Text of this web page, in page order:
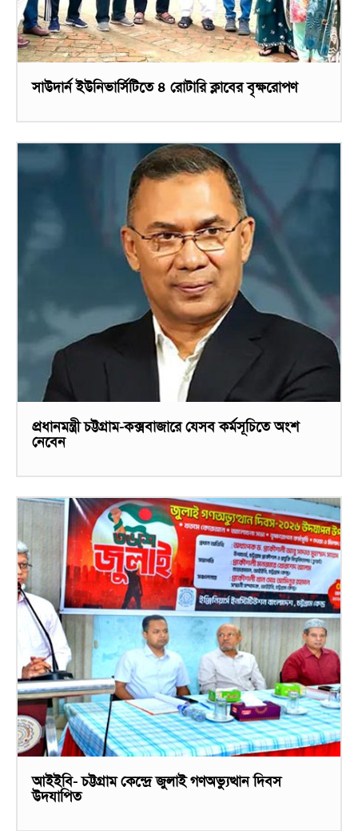
সাউদার্ন ইউনিভার্সিটিতে ৪ রোটারি ক্লাবের বৃক্ষরোপণ
প্রধানমন্ত্রী চট্টগ্রাম-কক্সবাজারে যেসব কর্মসূচিতে অংশ
নেবেন
আইইবি- চট্টগ্রাম কেন্দ্রে জুলাই গণঅভ্যুত্থান দিবস
উদযাপিত